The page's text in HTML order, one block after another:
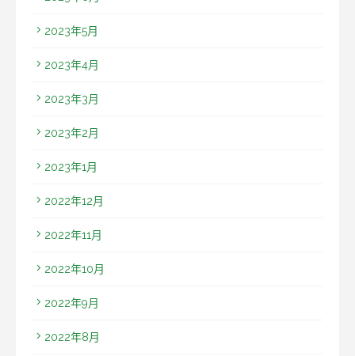
2023年5月
2023年4月
2023年3月
2023年2月
2023年1月
2022年12月
2022年11月
2022年10月
2022年9月
2022年8月